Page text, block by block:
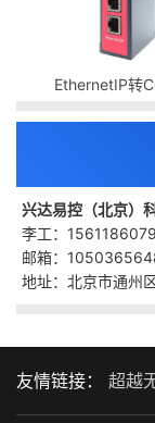
EthernetIP转
兴达易控（北京）
李工：
邮箱：
地址：北京市通州
友情链接： 超越